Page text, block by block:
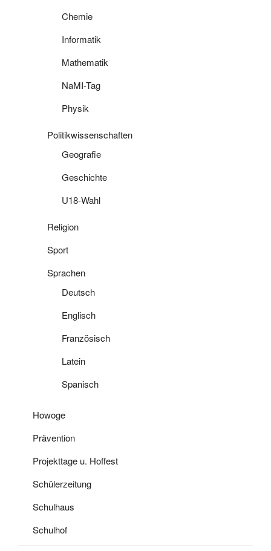
Chemie
Informatik
Mathematik
NaMI-Tag
Physik
Politikwissenschaften
Geografie
Geschichte
U18-Wahl
Religion
Sport
Sprachen
Deutsch
Englisch
Französisch
Latein
Spanisch
Howoge
Prävention
Projekttage u. Hoffest
Schülerzeitung
Schulhaus
Schulhof